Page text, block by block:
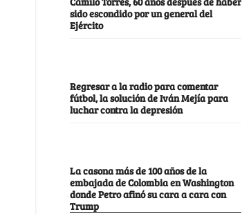
sido escondido por un general del
Ejército
Regresar a la radio para comentar
fútbol, la solución de Iván Mejía para
luchar contra la depresión
La casona más de 100 años de la
embajada de Colombia en Washington
donde Petro afinó su cara a cara con
Trump